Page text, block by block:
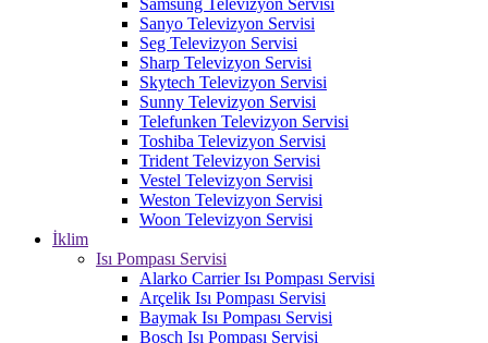
Samsung Televizyon Servisi
Sanyo Televizyon Servisi
Seg Televizyon Servisi
Sharp Televizyon Servisi
Skytech Televizyon Servisi
Sunny Televizyon Servisi
Telefunken Televizyon Servisi
Toshiba Televizyon Servisi
Trident Televizyon Servisi
Vestel Televizyon Servisi
Weston Televizyon Servisi
Woon Televizyon Servisi
İklim
Isı Pompası Servisi
Alarko Carrier Isı Pompası Servisi
Arçelik Isı Pompası Servisi
Baymak Isı Pompası Servisi
Bosch Isı Pompası Servisi